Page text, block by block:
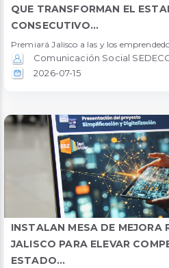
QUE TRANSFORMAN EL
CONSECUTIVO...
Premiará Jalisco a las y los
Comunicación Social
2026-07-15
INSTALAN MESA DE MEJORA
JALISCO PARA ELEVAR
ESTADO...